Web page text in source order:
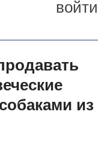
войти
из